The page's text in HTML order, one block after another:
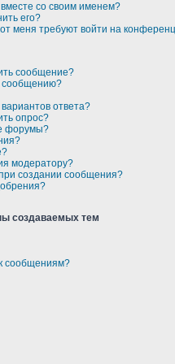
со своим именем?
его?
меня требуют войти на
сообщение?
сообщению?
ответа?
опрос?
форумы?
модератору?
создании сообщения?
создаваемых тем
сообщениям?